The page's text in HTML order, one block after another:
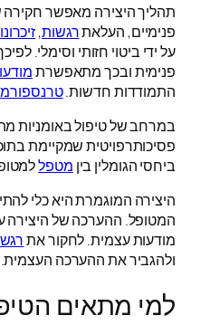
תהליך היצירה מאפשר חקירה
פנימיים, העלאתרגשות,
על ידי ביטוי חזותי וסימלי.
פנימית ובכך מתאפשרת
התמודדות חדשות.
במרחב של טיפול באומניות
פסיכותרפויטית שמקיימת
ביחסי הגומלין בין מטפל
היצירה המוגמרת היא כלי
המטופל. ההערכה של היצירה
מודעות עצמית. לחקור את
ולהגביר את ההערכה העצמית.
למי מתאים